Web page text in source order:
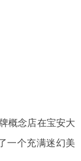
概念店在宝安大
一个充满迷幻美